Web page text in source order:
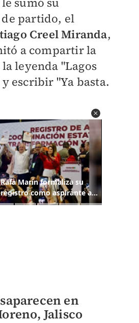
partido, el
Creel Miranda,
a compartir la
leyenda "Lagos
escribir "Ya basta.
en
Jalisco